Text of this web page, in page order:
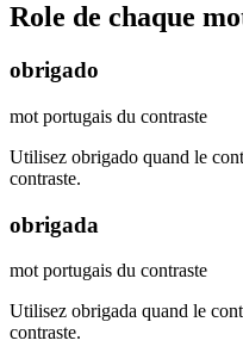
Role de chaque
obrigado
mot portugais du contraste
Utilisez obrigado quand le
contraste.
obrigada
mot portugais du contraste
Utilisez obrigada quand le
contraste.